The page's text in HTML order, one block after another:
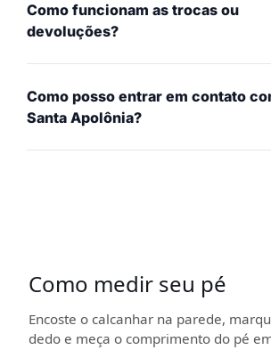
Como funcionam as trocas ou
devoluções?
Como posso entrar em contato
Santa Apolônia?
Como medir seu pé
Encoste o calcanhar na parede,
dedo e meça o comprimento do pé